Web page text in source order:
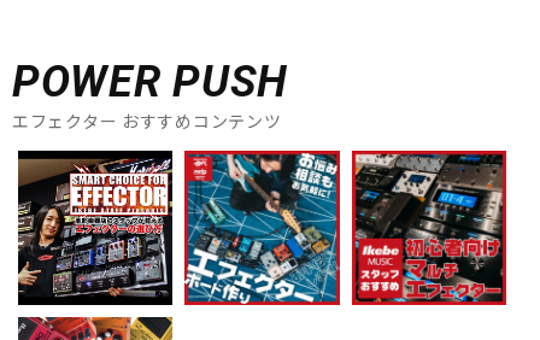
POWER PUSH
エフェクター おすすめコンテンツ